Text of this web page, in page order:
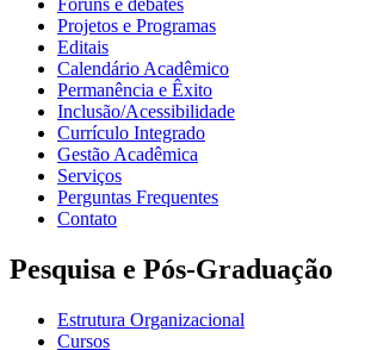
Fóruns e debates
Projetos e Programas
Editais
Calendário Acadêmico
Permanência e Êxito
Inclusão/Acessibilidade
Currículo Integrado
Gestão Acadêmica
Serviços
Perguntas Frequentes
Contato
Pesquisa e Pós-Graduação
Estrutura Organizacional
Cursos